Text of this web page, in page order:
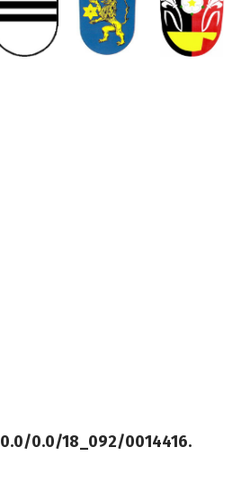
0.0/18_092/0014416.